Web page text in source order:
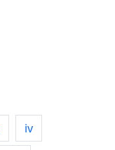
iv